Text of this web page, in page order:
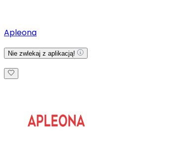
Apleona
Nie zwlekaj z aplikacją!